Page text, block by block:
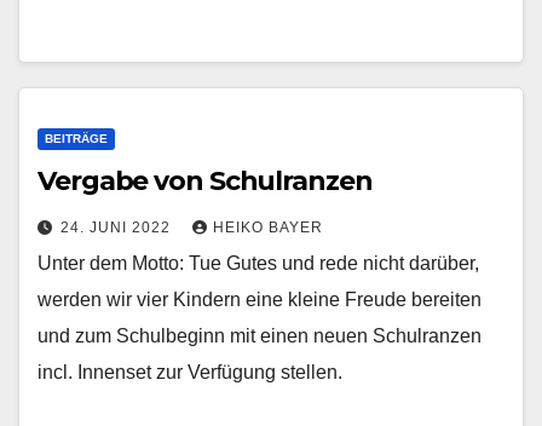
BEITRÄGE
Vergabe von Schulranzen
24. JUNI 2022 HEIKO BAYER
Unter dem Motto: Tue Gutes und rede nicht darüber,
werden wir vier Kindern eine kleine Freude bereiten
und zum Schulbeginn mit einen neuen Schulranzen
incl. Innenset zur Verfügung stellen.